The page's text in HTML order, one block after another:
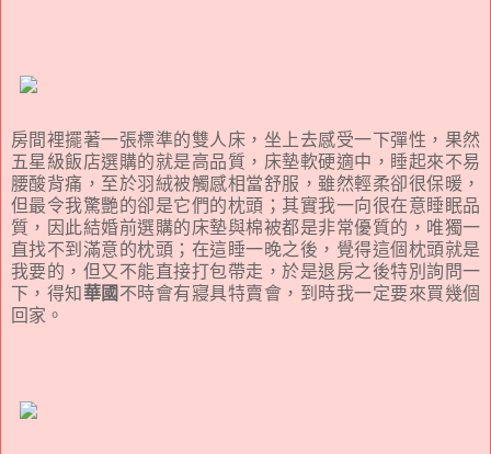
房間裡擺著一張標準的雙人床，坐上去感受一下彈性，果然
五星級飯店選購的就是高品質，床墊軟硬適中，睡起來不易
腰酸背痛，至於羽絨被觸感相當舒服，雖然輕柔卻很保暖，
但最令我驚艷的卻是它們的枕頭；其實我一向很在意睡眠品
質，因此結婚前選購的床墊與棉被都是非常優質的，唯獨一
直找不到滿意的枕頭；在這睡一晚之後，覺得這個枕頭就是
我要的，但又不能直接打包帶走，於是退房之後特別詢問一
下，得知華國 不時會有寢具特賣會，到時我一定要來買幾個
回家。